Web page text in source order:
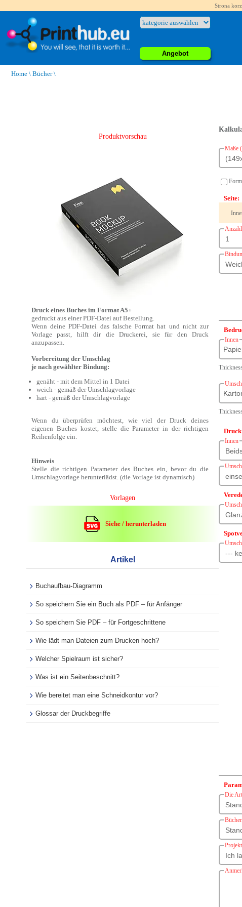
Strona
Angebot
Home \ Bücher\
Produktvorschau
Druck eines Buches im Format A5+
gedruckt aus einer PDF-Datei auf Bestellung.
Wenn deine PDF-Datei das falsche Format hat und nicht zur
Vorlage passt, hilft dir die Druckerei, sie für den Druck
anzupassen.
Vorbereitung der Umschlag
je nach gewählter Bindung:
genäht - mit dem Mittel in 1 Datei
weich - gemäß der Umschlagvorlage
hart - gemäß der Umschlagvorlage
Wenn du überprüfen möchtest, wie viel der Druck deines
eigenen Buches kostet, stelle die Parameter in der richtigen
Reihenfolge ein.
Hinweis
Stelle die richtigen Parameter des Buches ein, bevor du die
Umschlagvorlage herunterlädst. (die Vorlage ist dynamisch)
Vorlagen
Siehe / herunterladen
Artikel
Buchaufbau-Diagramm
So speichern Sie ein Buch als PDF – für Anfänger
So speichern Sie PDF – für Fortgeschrittene
Wie lädt man Dateien zum Drucken hoch?
Welcher Spielraum ist sicher?
Was ist ein Seitenbeschnitt?
Wie bereitet man eine Schneidkontur vor?
Glossar der Druckbegriffe
Maße
Seite:
Innen
Druck
Innen
Die